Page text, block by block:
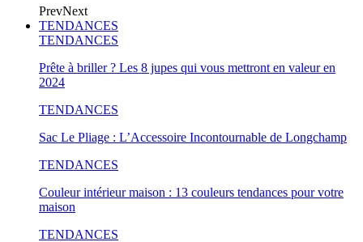
PrevNext
TENDANCES
TENDANCES
Prête à briller ? Les 8 jupes qui vous mettront en valeur en
2024
TENDANCES
Sac Le Pliage : L’Accessoire Incontournable de Longchamp
TENDANCES
Couleur intérieur maison : 13 couleurs tendances pour votre
maison
TENDANCES